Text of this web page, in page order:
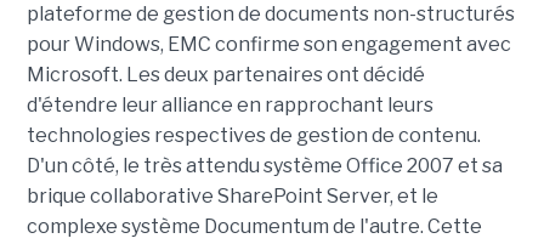
plateforme de gestion de documents non-structurés
pour Windows, EMC confirme son engagement avec
Microsoft. Les deux partenaires ont décidé
d'étendre leur alliance en rapprochant leurs
technologies respectives de gestion de contenu.
D'un côté, le très attendu système Office 2007 et sa
brique collaborative SharePoint Server, et le
complexe système Documentum de l'autre. Cette